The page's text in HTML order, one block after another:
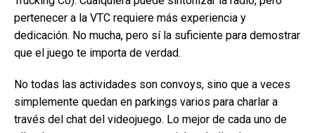
pertenecer a la VTC requiere más experiencia y
dedicación. No mucha, pero sí la suficiente para demostrar
que el juego te importa de verdad.
No todas las actividades son convoys, sino que a veces
simplemente quedan en parkings varios para charlar a
través del chat del videojuego. Lo mejor de cada uno de